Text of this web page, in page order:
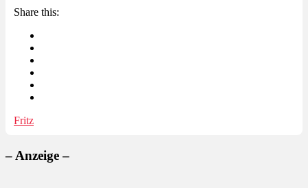
Share this:
Fritz
– Anzeige –